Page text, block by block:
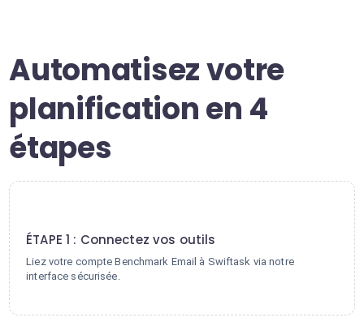
Automatisez votre
planification en 4
étapes
ÉTAPE 1 : Connectez vos outils
Liez votre compte Benchmark Email à Swiftask via notre
interface sécurisée.